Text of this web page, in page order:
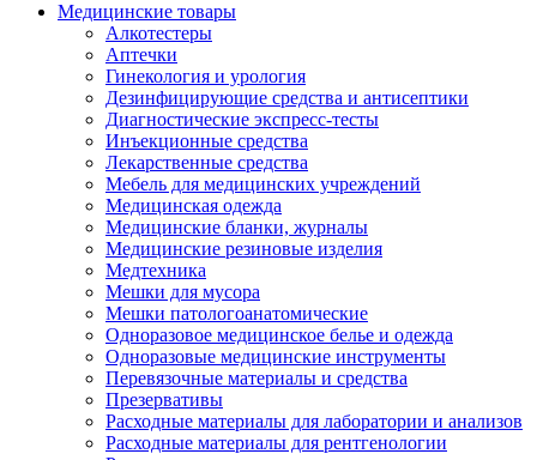
Медицинские товары
Алкотестеры
Аптечки
Гинекология и урология
Дезинфицирующие средства и антисептики
Диагностические экспресс-тесты
Инъекционные средства
Лекарственные средства
Мебель для медицинских учреждений
Медицинская одежда
Медицинские бланки, журналы
Медицинские резиновые изделия
Медтехника
Мешки для мусора
Мешки патологоанатомические
Одноразовое медицинское белье и одежда
Одноразовые медицинские инструменты
Перевязочные материалы и средства
Презервативы
Расходные материалы для лаборатории и анализов
Расходные материалы для рентгенологии